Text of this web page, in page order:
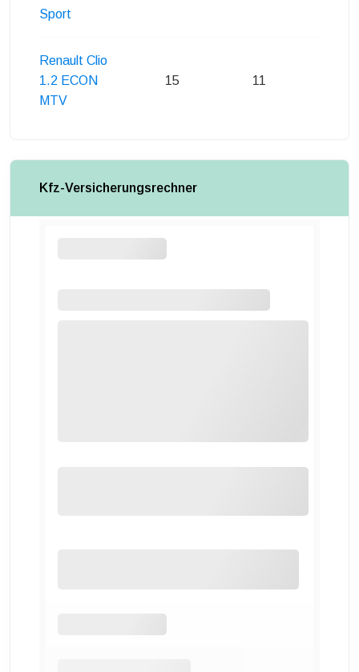
Sport
Renault Clio
1.2 ECON
MTV
15 11
Kfz-Versicherungsrechner